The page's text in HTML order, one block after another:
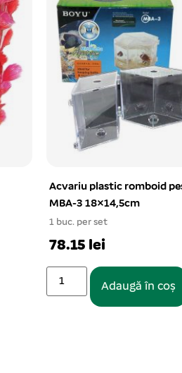
Set pungi cu inchidere
ziplock 140×200 mm
1 buc. per set
25.47 lei
Adaugă în coș